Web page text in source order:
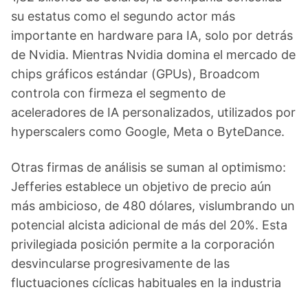
su estatus como el segundo actor más
importante en hardware para IA, solo por detrás
de Nvidia. Mientras Nvidia domina el mercado de
chips gráficos estándar (GPUs), Broadcom
controla con firmeza el segmento de
aceleradores de IA personalizados, utilizados por
hyperscalers como Google, Meta o ByteDance.
Otras firmas de análisis se suman al optimismo:
Jefferies establece un objetivo de precio aún
más ambicioso, de 480 dólares, vislumbrando un
potencial alcista adicional de más del 20%. Esta
privilegiada posición permite a la corporación
desvincularse progresivamente de las
fluctuaciones cíclicas habituales en la industria